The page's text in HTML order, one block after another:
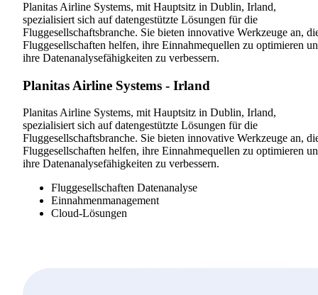
Planitas Airline Systems, mit Hauptsitz in Dublin, Irland,
spezialisiert sich auf datengestützte Lösungen für die
Fluggesellschaftsbranche. Sie bieten innovative Werkzeuge an,
Fluggesellschaften helfen, ihre Einnahmequellen zu optimieren
ihre Datenanalysefähigkeiten zu verbessern.
Planitas Airline Systems - Irland
Planitas Airline Systems, mit Hauptsitz in Dublin, Irland,
spezialisiert sich auf datengestützte Lösungen für die
Fluggesellschaftsbranche. Sie bieten innovative Werkzeuge an,
Fluggesellschaften helfen, ihre Einnahmequellen zu optimieren
ihre Datenanalysefähigkeiten zu verbessern.
Fluggesellschaften Datenanalyse
Einnahmenmanagement
Cloud-Lösungen